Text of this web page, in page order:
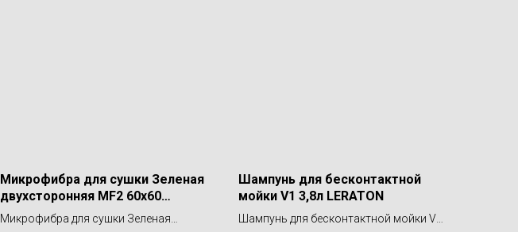
Микрофибра для сушки Зеленая
двухсторонняя MF2 60х60
LERATON
Микрофибра для сушки Зеленая
Шампунь для бесконтактной
мойки V1 3,8л LERATON
Шампунь для бесконтактной мойки V1